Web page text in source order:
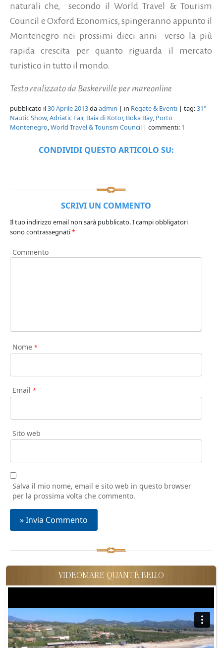
naturali che, secondo il World Travel & Tourism
Council e Oxford Economics, spingeranno appunto il
Montenegro nei prossimi dieci anni verso la più
rapida crescita per quanto riguarda il mercato
turistico in tutto il mondo.
Testo realizzato da Baskerville per mareonline
pubblicato il30 Aprile 2013daadmin | in Regate & Eventi | tag:31°
Nautic Show,Adriatic Fair, Baia di Kotor, Boka Bay, Porto
Montenegro,World Travel & Tourism Council | commenti: 1
CONDIVIDI QUESTO ARTICOLO SU:
SCRIVI UN COMMENTO
Il tuo indirizzo email non sarà pubblicato.I campi obbligatori
sono contrassegnati*
Commento
Nome *
Email *
Sito web
Salva il mio nome, email e sito web in questo browser
per la prossima volta che commento.
VIDEOMARE QUANT'È BELLO